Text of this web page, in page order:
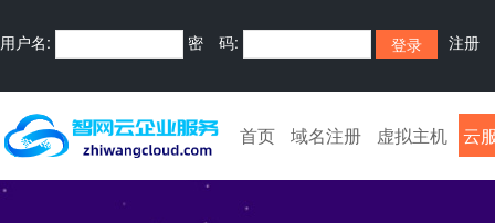
用户名: 密 码: 注册
首页 域名注册 虚拟主机 云